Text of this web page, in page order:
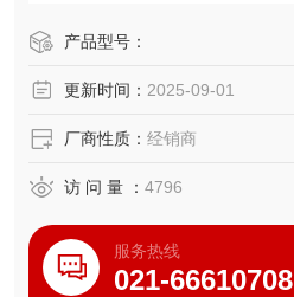
产品型号：
更新时间： 2025-09-01
厂商性质： 经销商
访 问 量 ： 4796
服务热线
021-66610708